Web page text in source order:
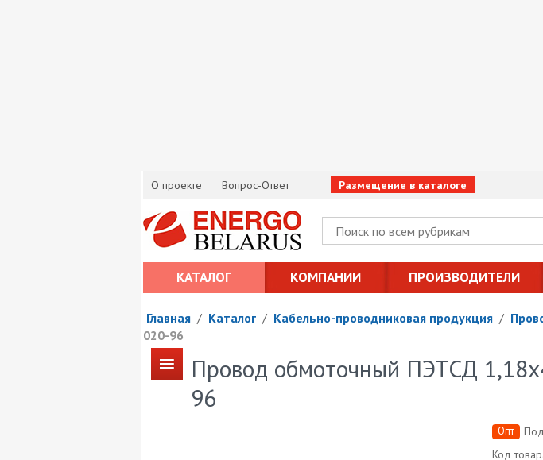
О проекте Вопрос-Ответ Размещение в каталоге
КАТАЛОГ КОМПАНИИ ПРОИЗВОДИТЕЛИ
Главная / Каталог / Кабельно-проводниковая продукция /
020-96
Провод обмоточный ПЭТСД
96
Опт
Код